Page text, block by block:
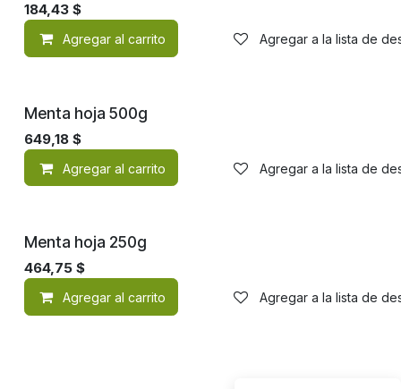
184,43 $
Agregar al carrito Agregar a la lista de
Menta hoja 500g
649,18 $
Agregar al carrito Agregar a la lista de
Menta hoja 250g
464,75 $
Agregar al carrito Agregar a la lista de